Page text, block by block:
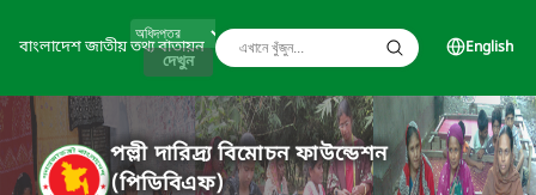
বাংলাদেশ জাতীয় তথ্য বাতায়ন
দেখুন
English
পল্লী দারিদ্র্য বিমোচন ফাউন্ডেশন
(পিডিবিএফ)